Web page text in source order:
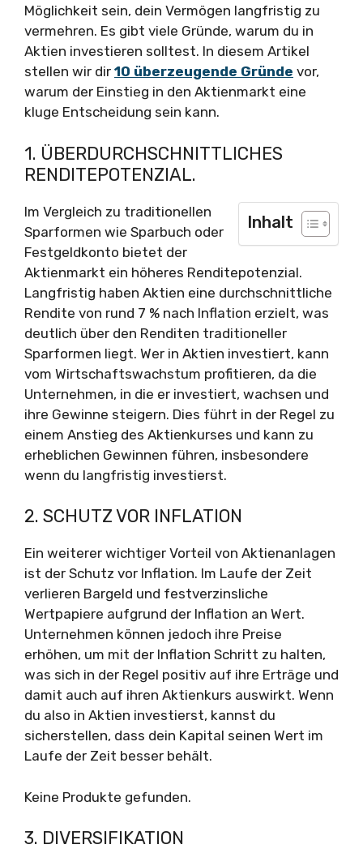
Möglichkeit sein, dein Vermögen langfristig zu
vermehren. Es gibt viele Gründe, warum du in
Aktien investieren solltest. In diesem Artikel
stellen wir dir 10 überzeugende Gründe vor,
warum der Einstieg in den Aktienmarkt eine
kluge Entscheidung sein kann.
1. ÜBERDURCHSCHNITTLICHES
RENDITEPOTENZIAL.
Inhalt
Im Vergleich zu traditionellen
Sparformen wie Sparbuch oder
Festgeldkonto bietet der
Aktienmarkt ein höheres Renditepotenzial.
Langfristig haben Aktien eine durchschnittliche
Rendite von rund 7 % nach Inflation erzielt, was
deutlich über den Renditen traditioneller
Sparformen liegt. Wer in Aktien investiert, kann
vom Wirtschaftswachstum profitieren, da die
Unternehmen, in die er investiert, wachsen und
ihre Gewinne steigern. Dies führt in der Regel zu
einem Anstieg des Aktienkurses und kann zu
erheblichen Gewinnen führen, insbesondere
wenn du langfristig investierst.
2. SCHUTZ VOR INFLATION
Ein weiterer wichtiger Vorteil von Aktienanlagen
ist der Schutz vor Inflation. Im Laufe der Zeit
verlieren Bargeld und festverzinsliche
Wertpapiere aufgrund der Inflation an Wert.
Unternehmen können jedoch ihre Preise
erhöhen, um mit der Inflation Schritt zu halten,
was sich in der Regel positiv auf ihre Erträge und
damit auch auf ihren Aktienkurs auswirkt. Wenn
du also in Aktien investierst, kannst du
sicherstellen, dass dein Kapital seinen Wert im
Laufe der Zeit besser behält.
Keine Produkte gefunden.
3. DIVERSIFIKATION